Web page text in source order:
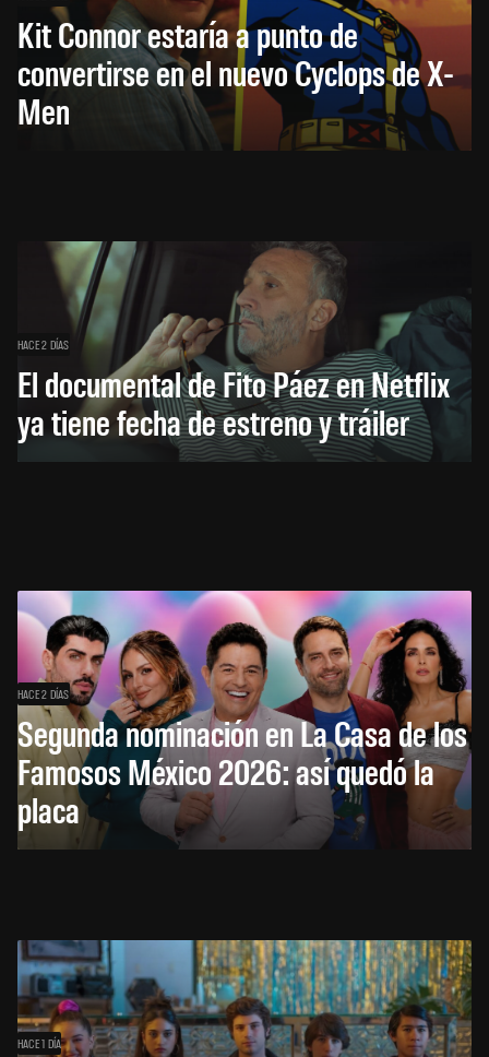
Kit Connor estaría a punto de
convertirse en el nuevo Cyclops de X-
Men
HACE 2 DÍAS
El documental de Fito Páez en Netflix
ya tiene fecha de estreno y tráiler
HACE 2 DÍAS
Segunda nominación en La Casa de los
Famosos México 2026: así quedó la
placa
HACE 1 DÍA